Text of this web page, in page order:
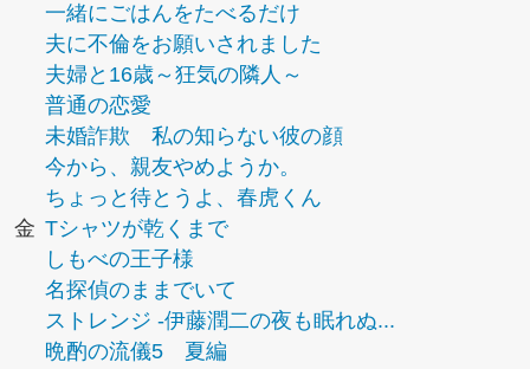
一緒にごはんをたべるだけ
夫に不倫をお願いされました
夫婦と16歳～狂気の隣人～
普通の恋愛
未婚詐欺 私の知らない彼の顔
今から、親友やめようか。
ちょっと待とうよ、春虎くん
金 Tシャツが乾くまで
しもべの王子様
名探偵のままでいて
ストレンジ -伊藤潤二の夜も眠れぬ...
晩酌の流儀5 夏編